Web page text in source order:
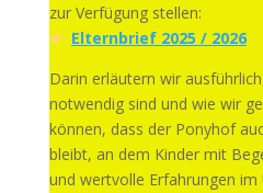
zur Verfügung stellen:
Elternbrief 2025 / 2026
Darin erläutern wir
notwendig sind und wie wir
können, dass der Ponyhof
bleibt, an dem Kinder mit
und wertvolle Erfahrungen